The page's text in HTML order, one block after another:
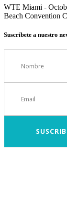
WTE Miami -
Beach Convention
Suscríbete a nuestro